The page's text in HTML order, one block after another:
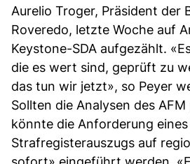
Aurelio Troger, Präsident der
Roveredo, letzte Woche auf
Keystone-SDA aufgezählt.
die es wert sind, geprüft zu
das tun wir jetzt», so Peyer
Sollten die Analysen des
könnte die Anforderung eines
Strafregisterauszugs auf